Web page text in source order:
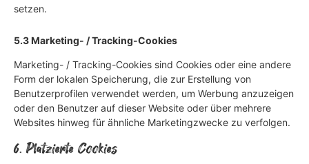
setzen.
5.3 Marketing- / Tracking-Cookies
Marketing- / Tracking-Cookies sind Cookies oder eine andere
Form der lokalen Speicherung, die zur Erstellung von
Benutzerprofilen verwendet werden, um Werbung anzuzeigen
oder den Benutzer auf dieser Website oder über mehrere
Websites hinweg für ähnliche Marketingzwecke zu verfolgen.
6. Platzierte Cookies